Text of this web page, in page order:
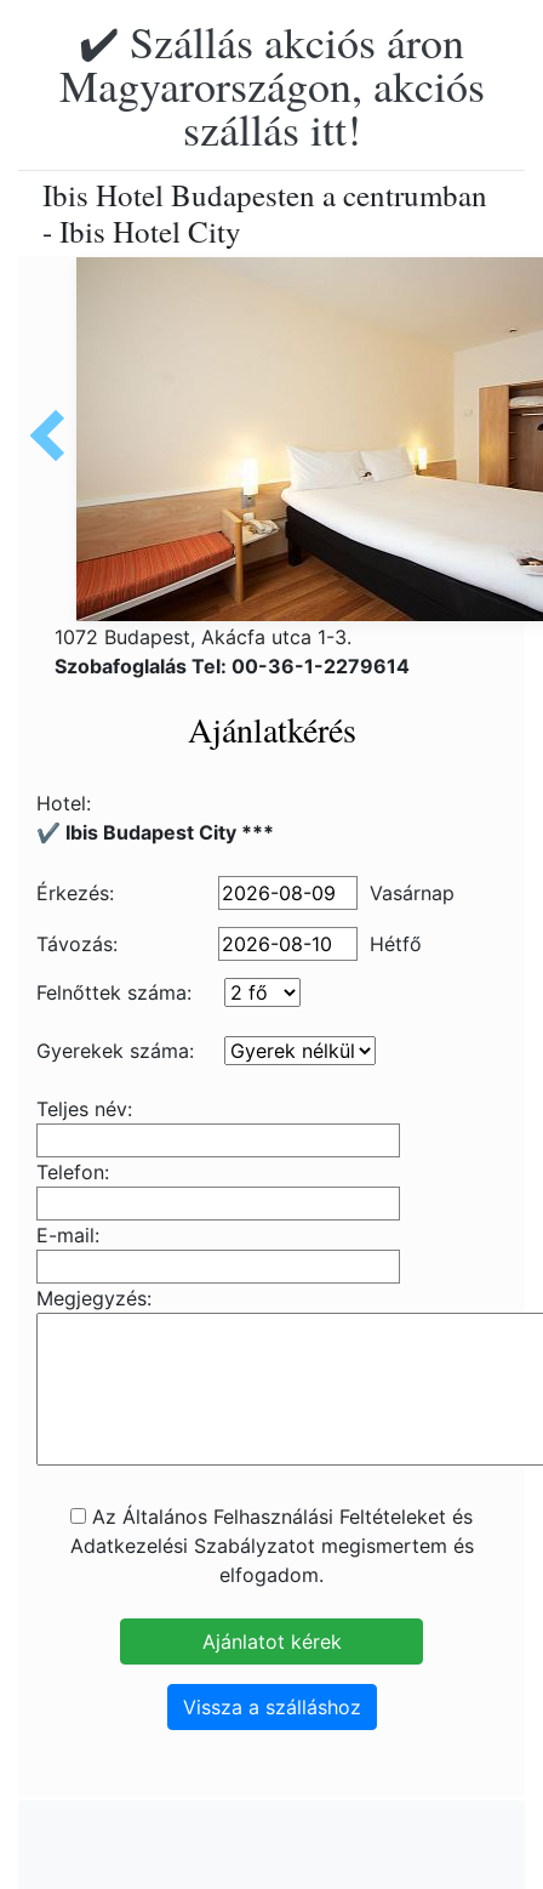
✔️ Szállás akciós áron
Magyarországon, akciós
szállás itt!
Ibis Hotel Budapesten a centrumban
- Ibis Hotel City
1072 Budapest, Akácfa utca 1-3.
Szobafoglalás Tel: 00-36-1-2279614
Ajánlatkérés
Hotel:
✔️ Ibis Budapest City ***
Érkezés: Vasárnap
Távozás:
Hétfő
Felnőttek száma:
Gyerekek száma:
Teljes név:
Telefon:
E-mail:
Megjegyzés:
Az Általános Felhasználási Feltételeket és
Adatkezelési Szabályzatot megismertem és
elfogadom.
Vissza a szálláshoz